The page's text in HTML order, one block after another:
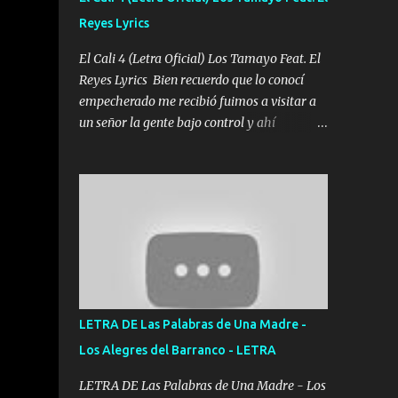
agarrar el vuelo y la mente y tranquilizando
Tomense un buen trago Y así es como
empezamos los versos que voy cantando
(Music) A vido alta y bajas La carreta se
atora Pero nunca le aflojamos Ya me han
pasado cosas Y aunque ustedes no sepan
es...
Reyes Lyrics
El Cali 4 (Letra Oficial) Los Tamayo Feat. El
Reyes Lyrics Bien recuerdo que lo conocí
empecherado me recibió fuimos a visitar a
un señor la gente bajo control y ahí
reglas no secuestr0 no r0bar De La C giró la
orden nos comanda el doble P bien firmes
con Alto PRIETO y la camisa es color Verde y
peleam0s la Bandera por todita a la ciudad
con los drones patrullando la Frontera De
blancas ya hace falta mi APA FLACO verde
se le extraña pa que sepan Aquí Pura GENTE
LETRA DE Las Palabras de Una Madre -
Los Alegres del Barranco - LETRA
LETRA DE Las Palabras de Una Madre - Los